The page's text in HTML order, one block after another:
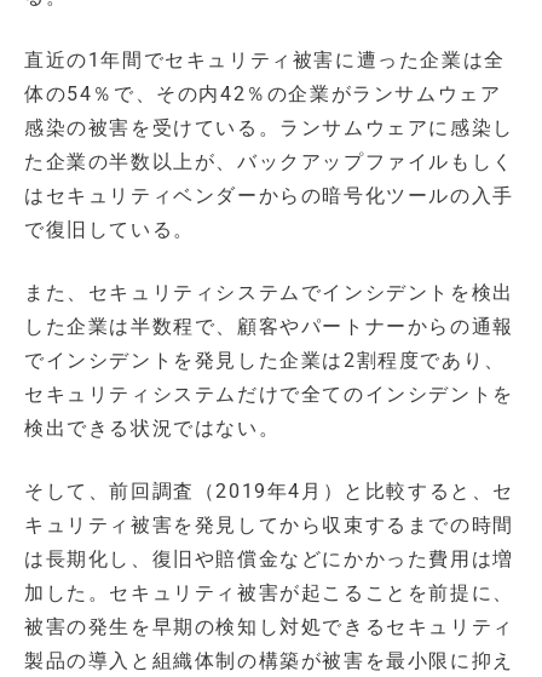
直近の1年間でセキュリティ被害に遭った企業は全
体の54％で、その内42％の企業がランサムウェア
感染の被害を受けている。ランサムウェアに感染し
た企業の半数以上が、バックアップファイルもしく
はセキュリティベンダーからの暗号化ツールの入手
で復旧している。
また、セキュリティシステムでインシデントを検出
した企業は半数程で、顧客やパートナーからの通報
でインシデントを発見した企業は2割程度であり、
セキュリティシステムだけで全てのインシデントを
検出できる状況ではない。
そして、前回調査（2019年4月）と比較すると、セ
キュリティ被害を発見してから収束するまでの時間
は長期化し、復旧や賠償金などにかかった費用は増
加した。セキュリティ被害が起こることを前提に、
被害の発生を早期の検知し対処できるセキュリティ
製品の導入と組織体制の構築が被害を最小限に抑え